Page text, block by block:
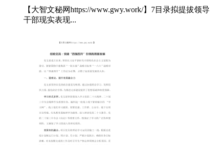
【大智文秘网https://www.gwy.work/】7目录拟提拔领导
干部现实表现...